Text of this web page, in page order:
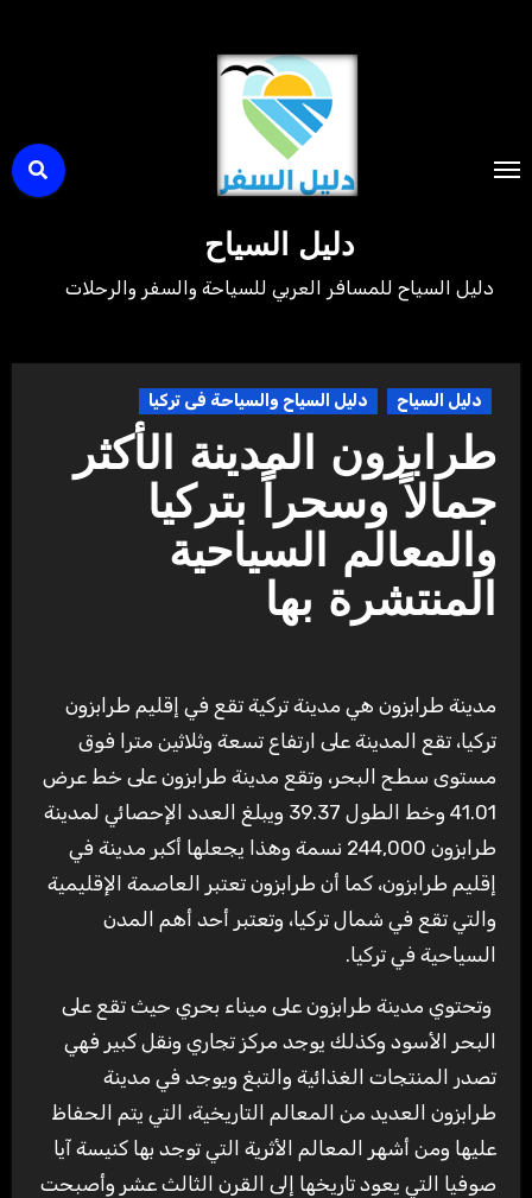
دليل السياح
دليل السياح للمسافر العربي للسياحة والسفر والرحلات
دليل السياح دليل السياح والسياحة فى تركيا
طرابزون المدينة الأكثر
جمالاً وسحراً بتركيا
والمعالم السياحية
المنتشرة بها
تركيا، ‏تقع المدينة على ارتفاع تسعة وثلاثين ‏مترا فوق
مستوى سطح البحر، ‏وتقع مدينة طرابزون على خط عرض
41.01 وخط الطول 39.37 ‏ويبلغ العدد ‏الإحصائي لمدينة
طرابزون ‏244,000 نسمة وهذا يجعلها أكبر مدينة في
إقليم طرابزون، كما أن طرابزون تعتبر العاصمة الإقليمية
والتي تقع في شمال تركيا، وتعتبر أحد أهم المدن
السياحية في تركيا.
‏ وتحتوي مدينة طرابزون على ميناء بحري حيث تقع على
البحر الأسود وكذلك يوجد مركز تجاري ونقل كبير فهي
تصدر المنتجات الغذائية والتبغ ‏ويوجد في مدينة
طرابزون العديد من المعالم التاريخية، التي يتم الحفاظ
عليها ومن أشهر المعالم الأثرية التي توجد بها كنيسة آيا
صوفيا التي يعود تاريخها إلى القرن الثالث عشر وأصبحت